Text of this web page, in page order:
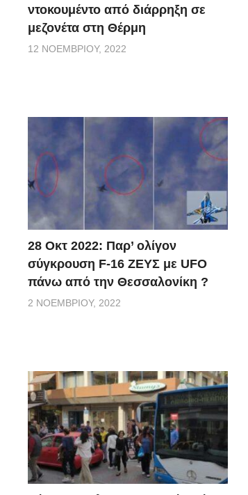
ντοκουμέντο από διάρρηξη σε
μεζονέτα στη Θέρμη
12 ΝΟΕΜΒΡΊΟΥ, 2022
28 Οκτ 2022: Παρ’ ολίγον
σύγκρουση F-16 ΖΕΥΣ με UFO
πάνω από την Θεσσαλονίκη ?
2 ΝΟΕΜΒΡΊΟΥ, 2022